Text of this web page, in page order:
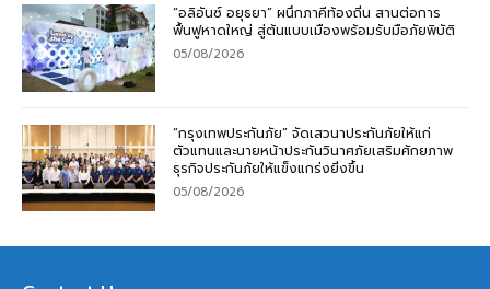
“อลิอันซ์ อยุธยา” ผนึกภาคีท้องถิ่น สานต่อการ
ฟื้นฟูหาดใหญ่ สู่ต้นแบบเมืองพร้อมรับมือภัยพิบัติ
05/08/2026
“กรุงเทพประกันภัย” จัดเสวนาประกันภัยให้แก่
ตัวแทนและนายหน้าประกันวินาศภัยเสริมศักยภาพ
ธุรกิจประกันภัยให้แข็งแกร่งยิ่งขึ้น
05/08/2026